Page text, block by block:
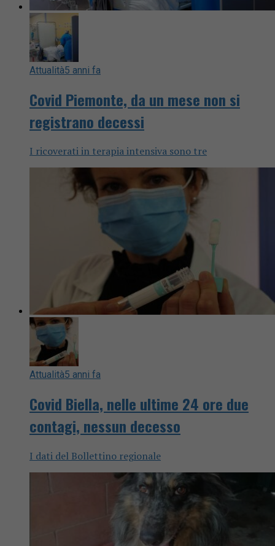
Attualità5 anni fa
Covid Piemonte, da un mese non si
registrano decessi
I ricoverati in terapia intensiva sono tre
Attualità5 anni fa
Covid Biella, nelle ultime 24 ore due
contagi, nessun decesso
I dati del Bollettino regionale